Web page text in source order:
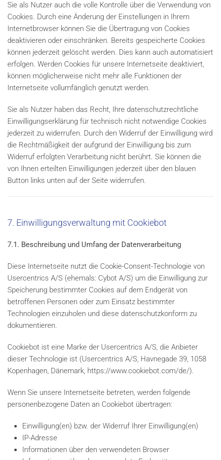
Sie als Nutzer auch die volle Kontrolle über die Verwendung von
Cookies. Durch eine Änderung der Einstellungen in Ihrem
Internetbrowser können Sie die Übertragung von Cookies
deaktivieren oder einschränken. Bereits gespeicherte Cookies
können jederzeit gelöscht werden. Dies kann auch automatisiert
erfolgen. Werden Cookies für unsere Internetseite deaktiviert,
können möglicherweise nicht mehr alle Funktionen der
Internetseite vollumfänglich genutzt werden.
Sie als Nutzer haben das Recht, Ihre datenschutzrechtliche
Einwilligungserklärung für technisch nicht notwendige Cookies
jederzeit zu widerrufen. Durch den Widerruf der Einwilligung wird
die Rechtmäßigkeit der aufgrund der Einwilligung bis zum
Widerruf erfolgten Verarbeitung nicht berührt. Sie können die
von Ihnen erteilten Einwilligungen jederzeit über den blauen
Button links unten auf der Seite widerrufen.
7. Einwilligungsverwaltung mit Cookiebot
7.1. Beschreibung und Umfang der Datenverarbeitung
Diese Internetseite nutzt die Cookie-Consent-Technologie von
Usercentrics A/S (ehemals: Cybot A/S) um die Einwilligung zur
Speicherung bestimmter Cookies auf dem Endgerät von
betroffenen Personen oder zum Einsatz bestimmter
Technologien einzuholen und diese datenschutzkonform zu
dokumentieren.
Cookiebot ist eine Marke der Usercentrics A/S, die Anbieter
dieser Technologie ist (Usercentrics A/S, Havnegade 39, 1058
Kopenhagen, Dänemark, https://www.cookiebot.com/de/).
Wenn Sie unsere Internetseite betreten, werden folgende
personenbezogene Daten an Cookiebot übertragen:
Einwilligung(en) bzw. der Widerruf Ihrer Einwilligung(en)
IP-Adresse
Informationen über den verwendeten Browser